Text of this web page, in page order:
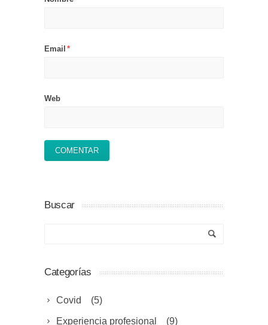
Email *
Web
Buscar
Categorías
Covid (5)
Experiencia profesional (9)